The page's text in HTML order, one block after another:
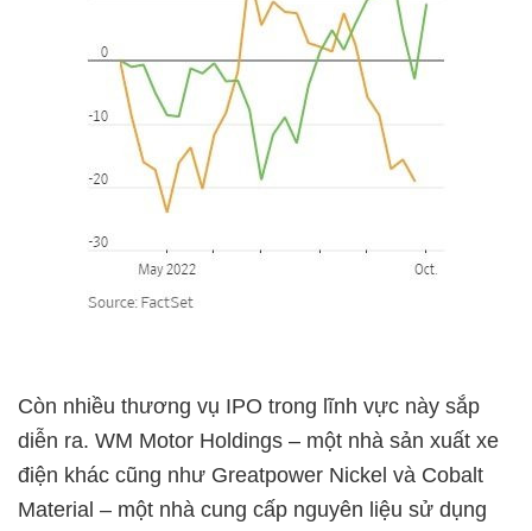
Còn nhiều thương vụ IPO trong lĩnh vực này sắp
diễn ra. WM Motor Holdings – một nhà sản xuất xe
điện khác cũng như Greatpower Nickel và Cobalt
Material – một nhà cung cấp nguyên liệu sử dụng